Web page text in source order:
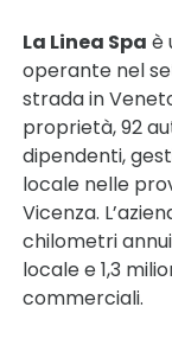
La Linea Spa è
operante nel
strada in
proprietà, 92
dipendenti,
locale nelle
Vicenza.
chilometri
locale e 1,3
commerciali.